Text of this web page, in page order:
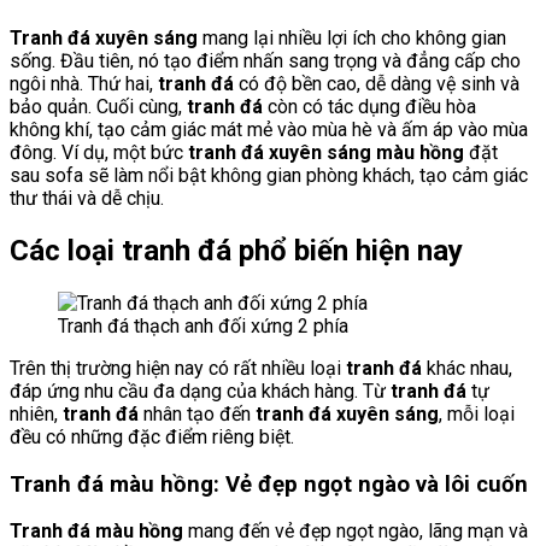
Tranh đá xuyên sáng mang lại nhiều lợi ích cho không gian
sống. Đầu tiên, nó tạo điểm nhấn sang trọng và đẳng cấp cho
ngôi nhà. Thứ hai, tranh đá có độ bền cao, dễ dàng vệ sinh và
bảo quản. Cuối cùng, tranh đá còn có tác dụng điều hòa
không khí, tạo cảm giác mát mẻ vào mùa hè và ấm áp vào mùa
đông. Ví dụ, một bức tranh đá xuyên sáng màu hồng đặt
sau sofa sẽ làm nổi bật không gian phòng khách, tạo cảm giác
thư thái và dễ chịu.
Các loại tranh đá phổ biến hiện nay
Tranh đá thạch anh đối xứng 2 phía
Trên thị trường hiện nay có rất nhiều loại tranh đá khác nhau,
đáp ứng nhu cầu đa dạng của khách hàng. Từ tranh đá tự
nhiên, tranh đá nhân tạo đến tranh đá xuyên sáng, mỗi loại
đều có những đặc điểm riêng biệt.
Tranh đá màu hồng: Vẻ đẹp ngọt ngào và lôi cuốn
Tranh đá màu hồng mang đến vẻ đẹp ngọt ngào, lãng mạn và